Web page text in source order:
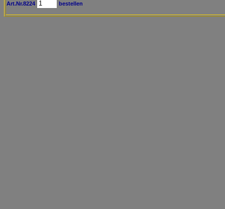
Art.Nr.8224 bestellen